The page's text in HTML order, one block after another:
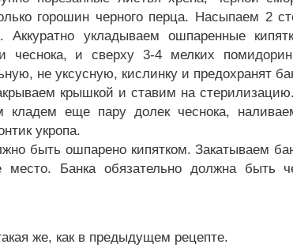
горошин черного перца. Насыпаем 2
Аккуратно укладываем ошпаренные
чеснока, и сверху 3-4 мелких
не уксусную, кислинку и предохранят
крышкой и ставим на
кладем еще пару долек чеснока,
укропа.
быть ошпарено кипятком. Закатываем
Банка обязательно должна быть
же, как в предыдущем рецепте.